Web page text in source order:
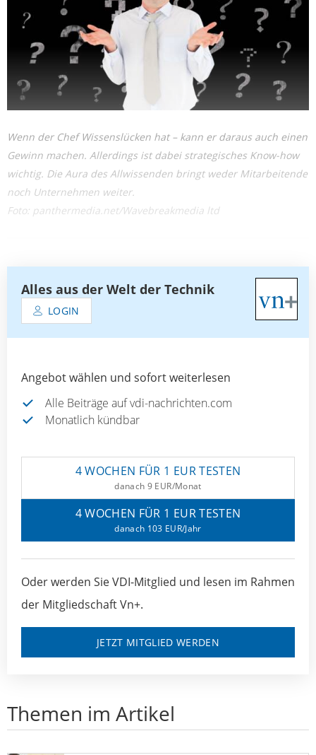
Wenn der Chef Wissenslücken hat – kann er daraus auch einen
Gewinn machen. Allerdings ist dabei strategisches Know-how
wichtig. Die Aura des Allwissenden bringt weder Mitarbeitende
noch Unternehmen weiter.
Foto: panthermedia.net/Wavebreakmedia ltd
Alles aus der Welt der Technik
LOGIN
Angebot wählen und sofort weiterlesen
Alle Beiträge auf vdi-nachrichten.com
Monatlich kündbar
4 WOCHEN FÜR 1 EUR TESTEN
danach 9 EUR/Monat
4 WOCHEN FÜR 1 EUR TESTEN
danach 103 EUR/Jahr
Oder werden Sie VDI-Mitglied und lesen im Rahmen
der Mitgliedschaft Vn+.
JETZT MITGLIED WERDEN
Themen im Artikel